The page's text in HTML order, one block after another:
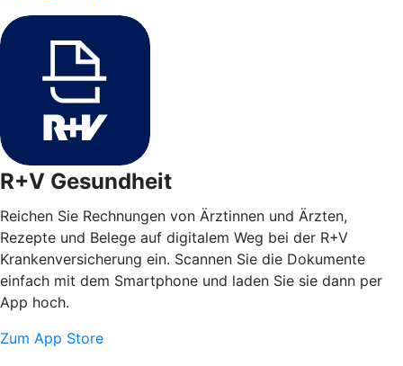
R+V Gesundheit
Reichen Sie Rechnungen von Ärztinnen und Ärzten,
Rezepte und Belege auf digitalem Weg bei der R+V
Krankenversicherung ein. Scannen Sie die Dokumente
einfach mit dem Smartphone und laden Sie sie dann per
App hoch.
Zum App Store